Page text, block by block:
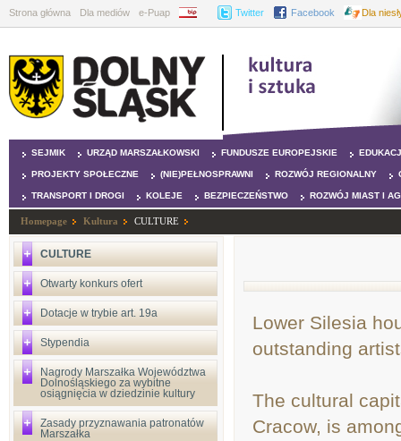
Strona główna Dla mediów e-Puap BIP Twitter Facebook Dla
SEJMIK URZĄD MARSZAŁKOWSKI FUNDUSZE EUROPEJSKIE
PROJEKTY SPOŁECZNE (NIE)PEŁNOSPRAWNI ROZWÓJ REGIONALNY
TRANSPORT I DROGI KOLEJE BEZPIECZEŃSTWO ROZWÓJ MIAST I
Homepage Kultura CULTURE
CULTURE
Otwarty konkurs ofert
Dotacje w trybie art. 19a
Stypendia
Nagrody Marszałka Województwa
Dolnośląskiego za wybitne
osiągnięcia w dziedzinie kultury
Zasady przyznawania patronatów
Marszałka
Lower Silesia
outstanding
The cultural
Cracow, is